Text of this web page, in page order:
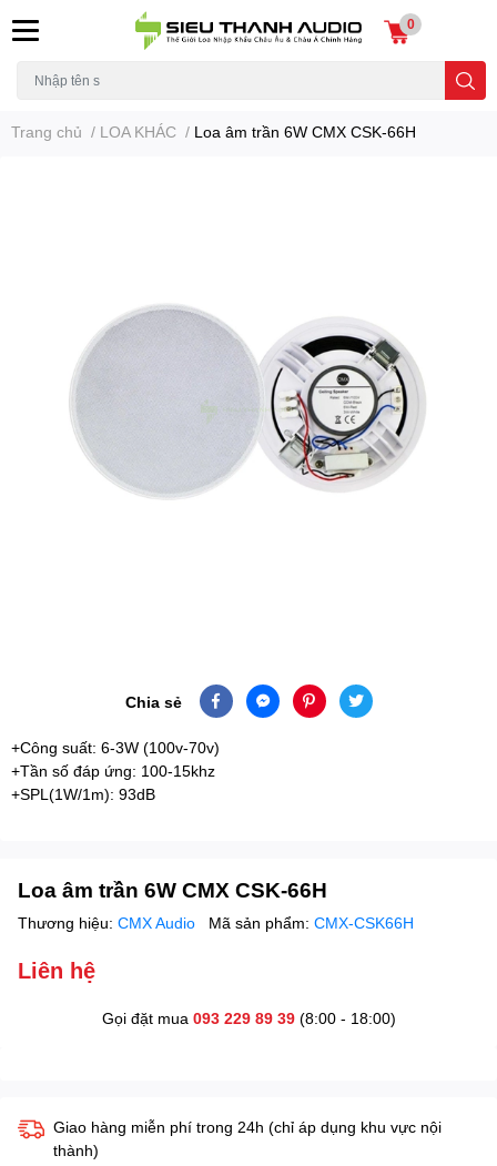
0
Trang chủ / LOA KHÁC / Loa âm trần 6W CMX CSK-66H
Chia sẻ
+Công suất: 6-3W (100v-70v)
+Tần số đáp ứng: 100-15khz
+SPL(1W/1m): 93dB
Loa âm trần 6W CMX CSK-66H
Thương hiệu: CMX Audio Mã sản phẩm: CMX-CSK66H
Liên hệ
Gọi đặt mua 093 229 89 39(8:00 - 18:00)
Giao hàng miễn phí trong 24h (chỉ áp dụng khu vực nội
thành)